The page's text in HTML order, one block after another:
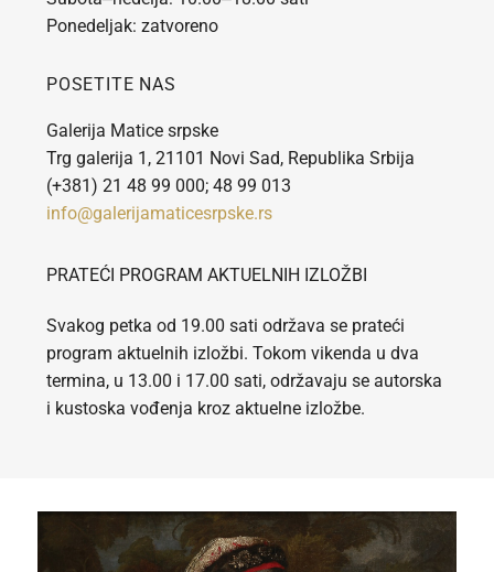
Ponedeljak: zatvoreno
POSETITE NAS
Galerija Matice srpske
Trg galerija 1, 21101 Novi Sad, Republika Srbija
(+381) 21 48 99 000; 48 99 013
info@galerijamaticesrpske.rs
PRATEĆI PROGRAM AKTUELNIH IZLOŽBI
Svakog petka od 19.00 sati održava se prateći
program aktuelnih izložbi. Tokom vikenda u dva
termina, u 13.00 i 17.00 sati, održavaju se autorska
i kustoska vođenja kroz aktuelne izložbe.